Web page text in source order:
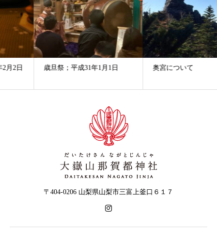
歳旦祭；平成31年1月1日 奥宮について
〒404-0206 山梨県山梨市三富上釜口６１７